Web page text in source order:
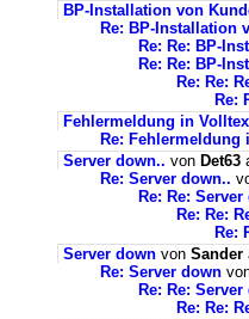
BP-Installation von
Re: BP-Installation
Re: Re: BP-
Re: Re: BP-
Re: Re:
Re:
Fehlermeldung in
Re: Fehlermeldung
Server down.. von Det63
Re: Server down..
Re: Re:
Re: Re:
Re:
Server down von Sander
Re: Server down
Re: Re:
Re: Re: